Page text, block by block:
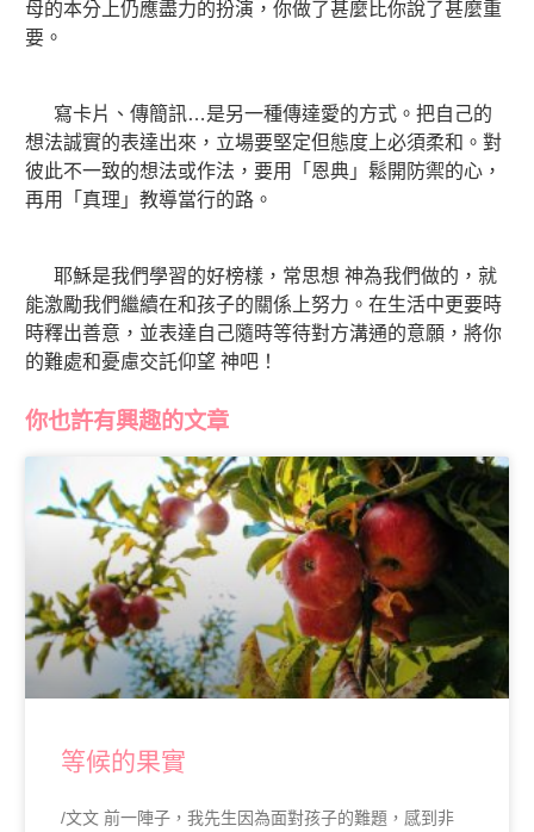
母的本分上仍應盡力的扮演，你做了甚麼比你說了甚麼重
要。
寫卡片、傳簡訊…是另一種傳達愛的方式。把自己的
想法誠實的表達出來，立場要堅定但態度上必須柔和。對
彼此不一致的想法或作法，要用「恩典」鬆開防禦的心，
再用「真理」教導當行的路。
耶穌是我們學習的好榜樣，常思想 神為我們做的，就
能激勵我們繼續在和孩子的關係上努力。在生活中更要時
時釋出善意，並表達自己隨時等待對方溝通的意願，將你
的難處和憂慮交託仰望 神吧！
你也許有興趣的文章
等候的果實
/文文 前一陣子，我先生因為面對孩子的難題，感到非